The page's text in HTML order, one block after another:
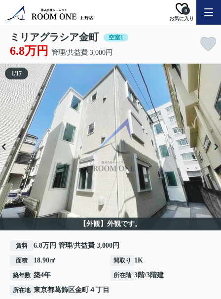
お気に入り
0
ミリアグラシア金町 空室1
6.8万円 管理/共益費 3,000円
【外観】外観です。
1/17
賃料 6.8万円 管理/共益費 3,000円
面積 18.90㎡ 間取り 1K
築年数 築4年 所在階 3階/3階建
所在地 東京都葛飾区金町 ４丁目